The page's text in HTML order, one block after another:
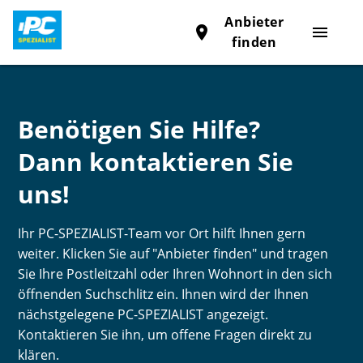
menu
place
Anbieter
finden
Benötigen Sie Hilfe?
Dann kontaktieren Sie
uns!
Ihr PC-SPEZIALIST-Team vor Ort hilft Ihnen gern
weiter. Klicken Sie auf "Anbieter finden" und tragen
Sie Ihre Postleitzahl oder Ihren Wohnort in den sich
öffnenden Suchschlitz ein. Ihnen wird der Ihnen
nächstgelegene PC-SPEZIALIST angezeigt.
Kontaktieren Sie ihn, um offene Fragen direkt zu
klären.